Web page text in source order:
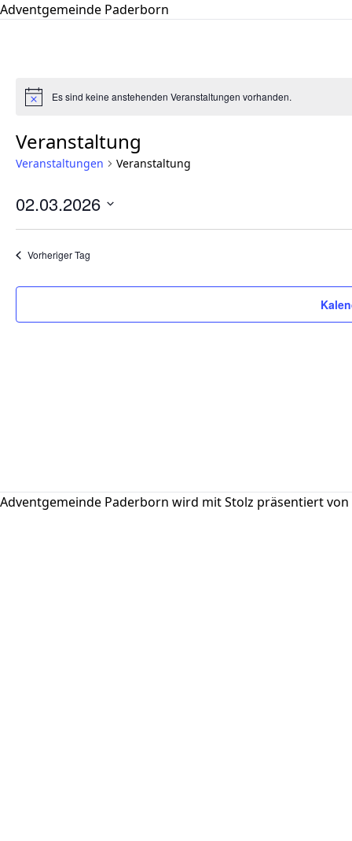
Adventgemeinde Paderborn
HinweisEs sind keine anstehenden Veranstaltungen vorhanden.
Veranstaltung
Veranstaltungen Veranstaltung
02.03.2026
Datum
Vorheriger Tag
Adventgemeinde Paderborn wird mit Stolz präsentiert von